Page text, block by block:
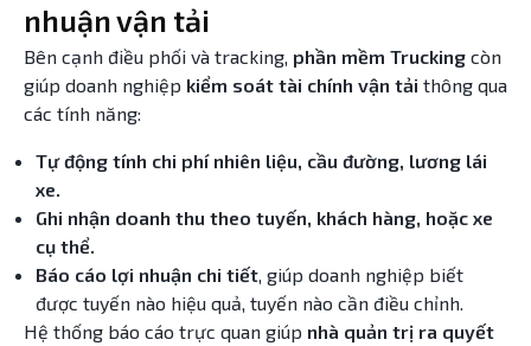
nhuận vận tải
Bên cạnh điều phối và tracking, phần mềm Trucking còn
giúp doanh nghiệp kiểm soát tài chính vận tải thông qua
các tính năng:
Tự động tính chi phí nhiên liệu, cầu đường, lương lái
xe.
Ghi nhận doanh thu theo tuyến, khách hàng, hoặc xe
cụ thể.
Báo cáo lợi nhuận chi tiết , giúp doanh nghiệp biết
được tuyến nào hiệu quả, tuyến nào cần điều chỉnh.
Hệ thống báo cáo trực quan giúp nhà quản trị ra quyết